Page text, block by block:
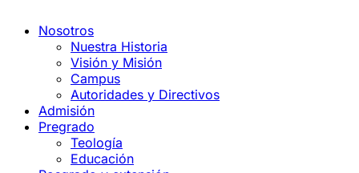
Nosotros
Nuestra Historia
Visión y Misión
Campus
Autoridades y Directivos
Admisión
Pregrado
Teología
Educación